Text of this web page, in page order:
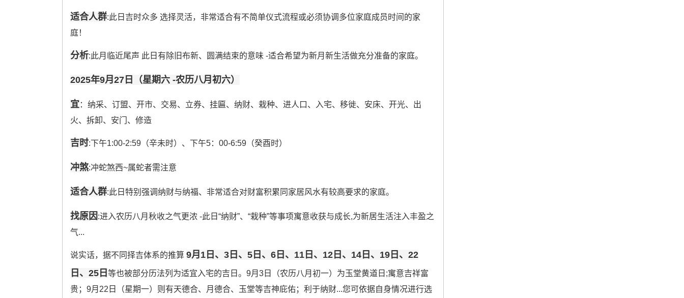
适合人群:此日吉时众多 选择灵活，非常适合有不简单仪式流程或必须协调多位家庭成员时间的家
庭！
分析:此月临近尾声 此日有除旧布新、圆满结束的意味 -适合希望为新月新生活做充分准备的家庭。
2025年9月27日（星期六 -农历八月初六）
宜：纳采、订盟、开市、交易、立券、挂匾、纳财、栽种、进人口、入宅、移徙、安床、开光、出
火、拆卸、安门、修造
吉时:下午1:00-2:59（辛未时）、下午5：00-6:59（癸酉时）
冲煞:冲蛇煞西~属蛇者需注意
适合人群:此日特别强调纳财与纳福、非常适合对财富积累同家居风水有较高要求的家庭。
找原因 :进入农历八月秋收之气更浓 -此日“纳财”、“栽种”等事项寓意收获与成长,为新居生活注入丰盈之
气...
说实话，据不同择吉体系的推算 9月1日、3日、5日、6日、11日、12日、14日、19日、22
日、25日 等也被部分历法列为适宜入宅的吉日。9月3日（农历八月初一）为玉堂黄道日;寓意吉祥富
贵；9月22日（星期一）则有天德合、月德合、玉堂等吉神庇佑；利于纳财...您可依据自身情况进行选